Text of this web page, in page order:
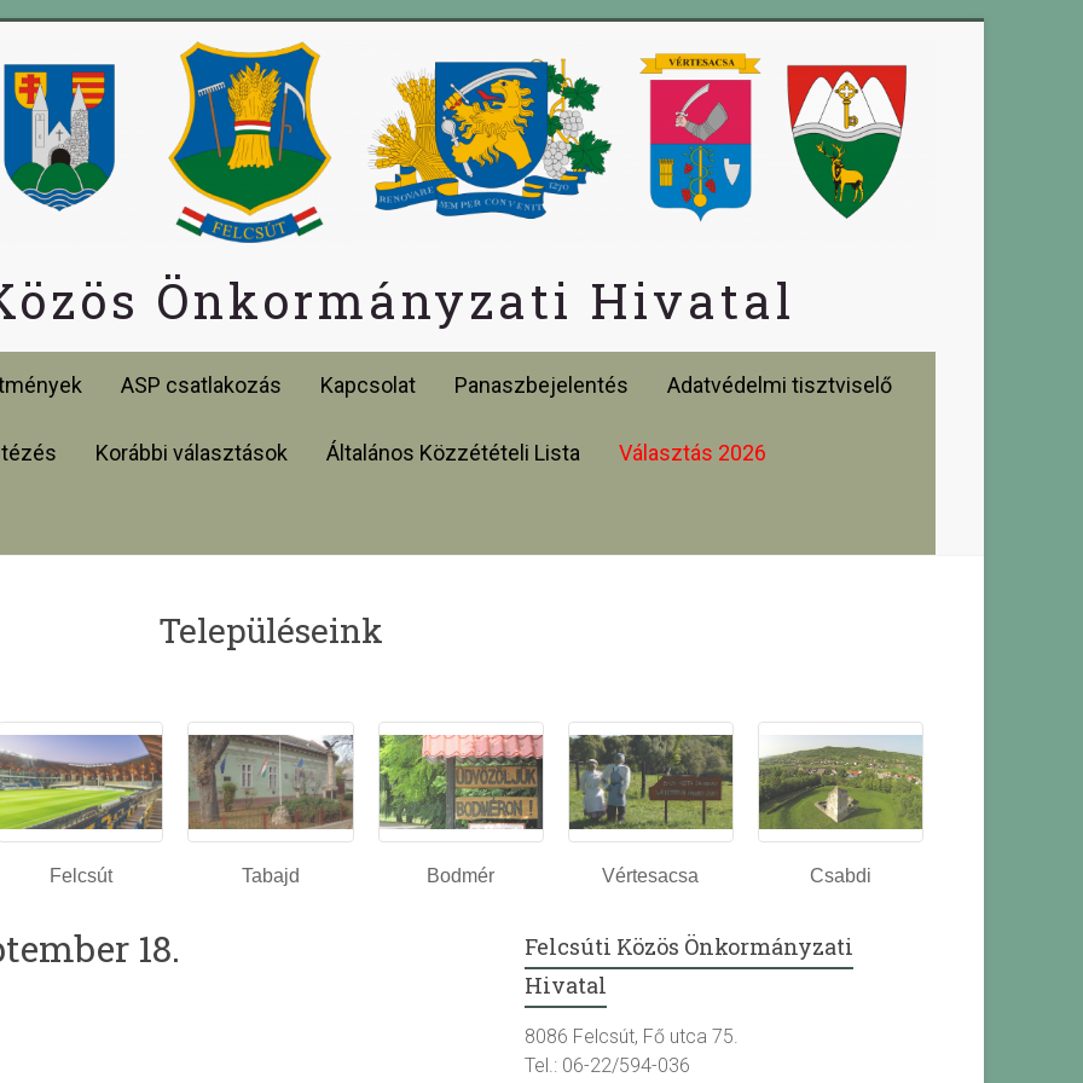
Önkormányzati Hivatal
ASP csatlakozás Kapcsolat Panaszbejelentés Adatvédelmi tisztviselő
Korábbi választások Általános Közzétételi Lista Választás 2026
Településeink
Felcsút Tabajd Bodmér Vértesacsa Csabdi
18.
Felcsúti Közös Önkormányzati
Hivatal
8086 Felcsút, Fő utca 75.
Tel.: 06-22/594-036